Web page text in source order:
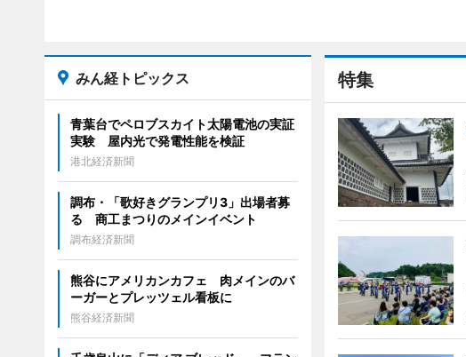
特集
みん経トピックス
青葉台でペロブスカイト太陽電池の実証
実験 屋内光で発電性能を検証
港北経済新聞
調布・「歌好きグランプリ3」出場者募
る 商工まつりのメインイベント
調布経済新聞
熊谷にアメリカンカフェ 肉メインのバ
ーガーとプレッツェル看板に
熊谷経済新聞